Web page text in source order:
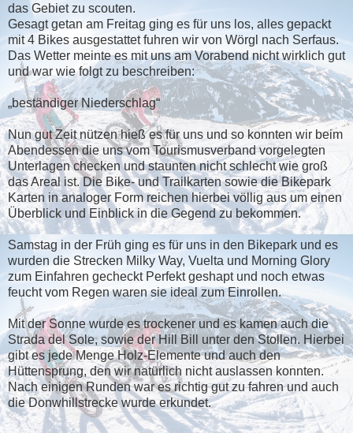
das Gebiet zu scouten.
Gesagt getan am Freitag ging es für uns los, alles gepackt
mit 4 Bikes ausgestattet fuhren wir von Wörgl nach Serfaus.
Das Wetter meinte es mit uns am Vorabend nicht wirklich gut
und war wie folgt zu beschreiben:
„beständiger Niederschlag“
Nun gut Zeit nützen hieß es für uns und so konnten wir beim
Abendessen die uns vom Tourismusverband vorgelegten
Unterlagen checken und staunten nicht schlecht wie groß
das Areal ist. Die Bike- und Trailkarten sowie die Bikepark
Karten in analoger Form reichen hierbei völlig aus um einen
Überblick und Einblick in die Gegend zu bekommen.
Samstag in der Früh ging es für uns in den Bikepark und es
wurden die Strecken Milky Way, Vuelta und Morning Glory
zum Einfahren gecheckt Perfekt geshapt und noch etwas
feucht vom Regen waren sie ideal zum Einrollen.
Mit der Sonne wurde es trockener und es kamen auch die
Strada del Sole, sowie der Hill Bill unter den Stollen. Hierbei
gibt es jede Menge Holz-Elemente und auch den
Hüttensprung, den wir natürlich nicht auslassen konnten.
Nach einigen Runden war es richtig gut zu fahren und auch
die Donwhillstrecke wurde erkundet.